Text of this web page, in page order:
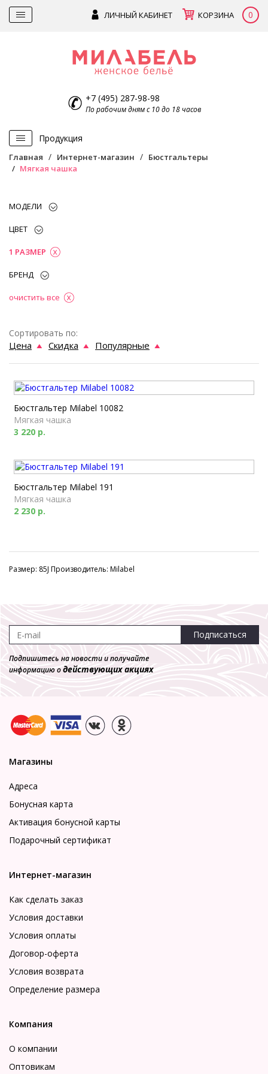
ЛИЧНЫЙ КАБИНЕТ КОРЗИНА 0
+7 (495) 287-98-98
По рабочим дням с 10 до 18 часов
Продукция
Главная Интернет-магазин
Бюстгальтеры
Мягкая чашка
МОДЕЛИ
ЦВЕТ
1 РАЗМЕР
БРЕНД
очистить все
Сортировать по:
Цена Скидка Популярные
Бюстгальтер Milabel 10082
Мягкая чашка
3 220 р.
Бюстгальтер Milabel 191
Мягкая чашка
2 230 р.
Размер: 85J Производитель: Milabel
Подписаться
Подпишитесь на новости и получайте
информацию одействующих акциях
Магазины
Адреса
Бонусная карта
Активация бонусной карты
Подарочный сертификат
Интернет-магазин
Как сделать заказ
Условия доставки
Условия оплаты
Договор-оферта
Условия возврата
Определение размера
Компания
О компании
Оптовикам